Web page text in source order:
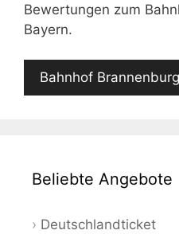
Bewertungen zum
Bayern.
Bahnhof Brannenburg
Beliebte Angebote
Deutschlandticket